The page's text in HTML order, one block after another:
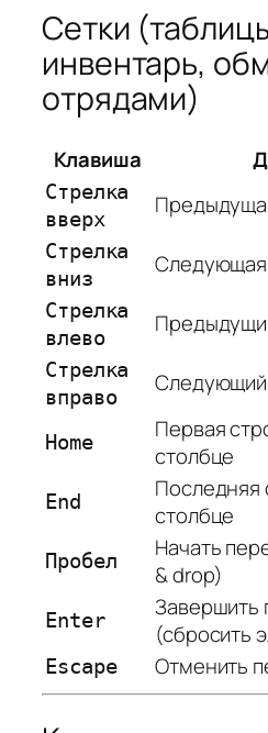
Сетки
инвентарь,
отрядами)
Клавиша
Стрелка
вверх
Стрелка
вниз
Следующая
Стрелка
влево
Стрелка
вправо
Home
Первая
столбце
End
Последняя
столбце
Пробел
Начать
& drop)
Enter
Завершить
(сбросить
Escape Отменить